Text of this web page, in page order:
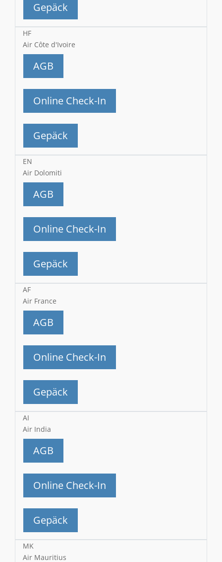
Gepäck
HF
Air Côte d'Ivoire
AGB
Online Check-In
Gepäck
EN
Air Dolomiti
AGB
Online Check-In
Gepäck
AF
Air France
AGB
Online Check-In
Gepäck
AI
Air India
AGB
Online Check-In
Gepäck
MK
Air Mauritius